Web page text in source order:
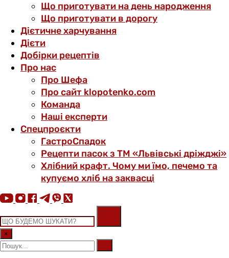
Що приготувати на день народження
Що приготувати в дорогу
Дієтичне харчування
Дієти
Добірки рецептів
Про нас
Про Шефа
Про сайт klopotenko.com
Команда
Наші експерти
Спецпроєкти
ГастроСпадок
Рецепти пасок з ТМ «Львівські дріжджі»
Хлібний крафт. Чому ми їмо, печемо та
купуємо хліб на заквасці
×